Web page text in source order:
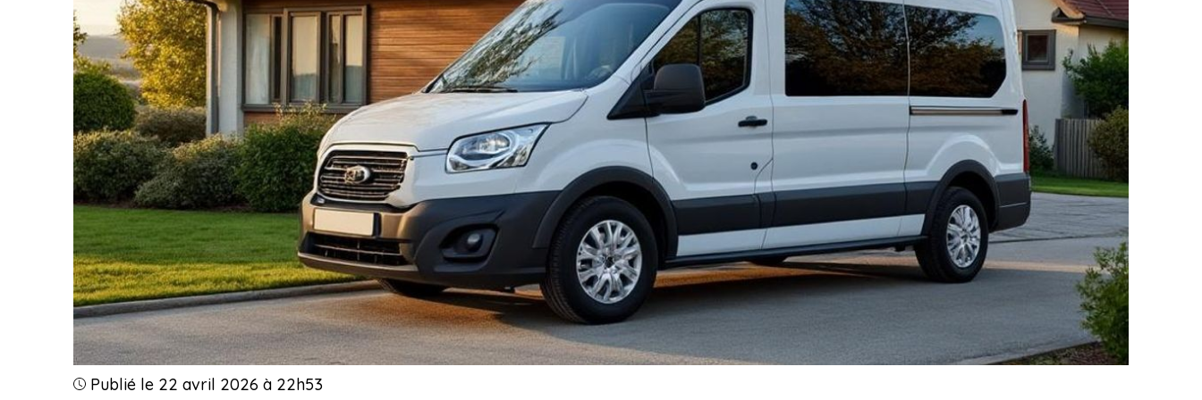
Publié le 22 avril 2026 à 22h53